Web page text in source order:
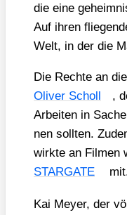
die eine
Auf ihren
Welt, in der die
Die Rech­te an
Oli­ver Scholl
,
Arbei­ten in
nen soll­ten.
wirk­te an Fil­men
STARGATE
Kai Mey­er, der